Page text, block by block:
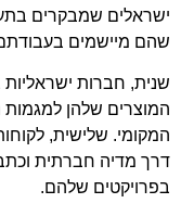
ישראלים שמבקרים
שהם מיישמים
שנית, חברות ישראליות
המוצרים שלהן
המקומי. שלישית,
דרך מדיה חברתית
בפרויקטים שלהם.